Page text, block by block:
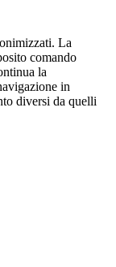
La
comando
la
in
diversi da quelli